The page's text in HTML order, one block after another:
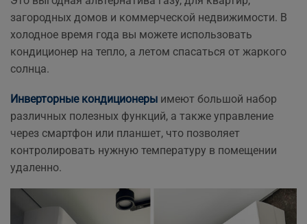
загородных домов и коммерческой недвижимости. В
холодное время года вы можете использовать
кондиционер на тепло, а летом спасаться от жаркого
солнца.
Инверторные кондиционеры имеют большой набор
различных полезных функций, а также управление
через смартфон или планшет, что позволяет
контролировать нужную температуру в помещении
удаленно.